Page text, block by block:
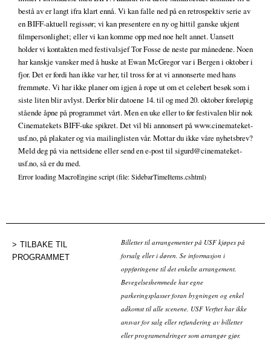
bestå av er langt ifra klart ennå. Vi kan falle ned på en retrospektiv serie av
en BIFF-aktuell regissør; vi kan presentere en ny og hittil ganske ukjent
filmpersonlighet; eller vi kan komme opp med noe helt annet. Uansett
holder vi kontakten med festivalsjef Tor Fosse de neste par månedene. Noen
har kanskje vansker med å huske at Ewan McGregor var i Bergen i oktober i
fjor. Det er fordi han ikke var her, til tross for at vi annonserte med hans
fremmøte. Vi har ikke planer om igjen å rope ut om et celebert besøk som i
siste liten blir avlyst. Derfor blir datoene 14. til og med 20. oktober foreløpig
stående åpne på programmet vårt. Men en uke eller to før festivalen blir nok
Cinematekets BIFF-uke spikret. Det vil bli annonsert på www.cinemateket-
usf.no, på plakater og via mailinglisten vår. Mottar du ikke våre nyhetsbrev?
Meld deg på via nettsidene eller send en e-post til sigurd@cinemateket-
usf.no, så er du med.
Error loading MacroEngine script (file: SidebarTimeItems.cshtml)
TILBAKE TIL
PROGRAMMET
Billetter til arrangementer på USF kjøpes på
forsalg eller i døren. Se informasjon i
oppføringene til det enkelte arrangement.
Bevegelseshemmede har egne
parkeringsplasser foran bygningen og enkel
adkomst til alle scenene. USF Verftet har ikke
ansvar for salg eller refundering av billetter
eller programendringer som arrangør gjør.